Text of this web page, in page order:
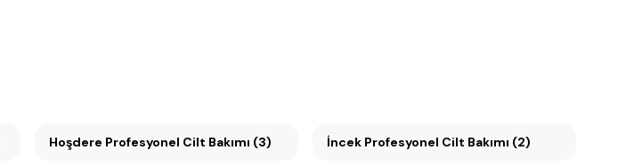
Hoşdere Profesyonel Cilt Bakımı (3) İncek Profesyonel Cilt Bakımı (2)